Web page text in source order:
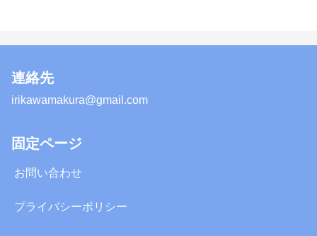
連絡先
irikawamakura@gmail.com
固定ページ
お問い合わせ
プライバシーポリシー